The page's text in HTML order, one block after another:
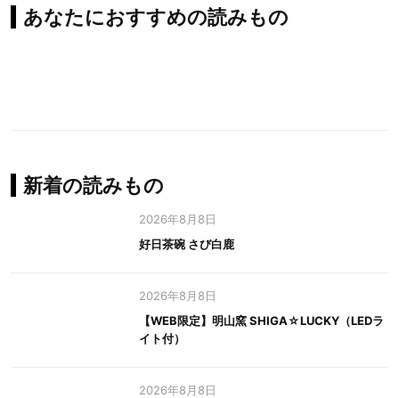
あなたにおすすめの読みもの
新着の読みもの
2026年8月8日
好日茶碗 さび白鹿
2026年8月8日
【WEB限定】明山窯 SHIGA☆LUCKY（LEDラ
イト付）
2026年8月8日